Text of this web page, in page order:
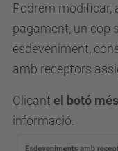
Podrem modificar,
pagament, un cop
esdeveniment,
amb receptors
Clicant el botó
informació.